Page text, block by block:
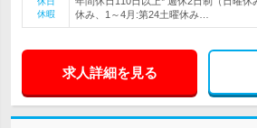
休暇
休み、1～4月:第24土曜休み…
求人詳細を見る